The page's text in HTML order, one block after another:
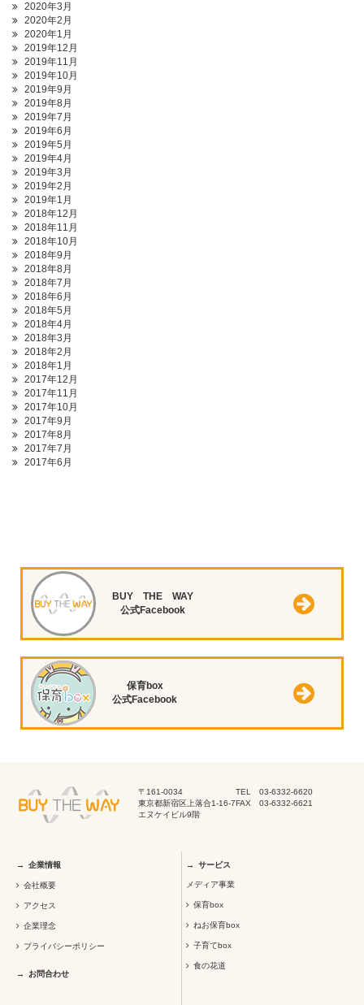
2020年3月
2020年2月
2020年1月
2019年12月
2019年11月
2019年10月
2019年9月
2019年8月
2019年7月
2019年6月
2019年5月
2019年4月
2019年3月
2019年2月
2019年1月
2018年12月
2018年11月
2018年10月
2018年9月
2018年8月
2018年7月
2018年6月
2018年5月
2018年4月
2018年3月
2018年2月
2018年1月
2017年12月
2017年11月
2017年10月
2017年9月
2017年8月
2017年7月
2017年6月
BUY THE WAY
公式Facebook
保育box
公式Facebook
〒161-0034
東京都新宿区上落合1-16-7
エヌケイビル9階
TEL 03-6332-6620
FAX 03-6332-6621
企業情報
会社概要
アクセス
企業理念
プライバシーポリシー
お問合わせ
サービス
メディア事業
保育box
ねお保育box
子育てbox
食の花道